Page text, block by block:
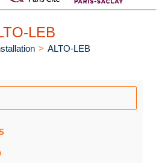
LEB
> ALTO-LEB